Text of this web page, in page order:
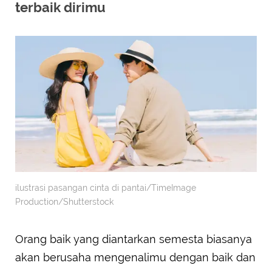
terbaik dirimu
ilustrasi pasangan cinta di pantai/TimeImage
Production/Shutterstock
Orang baik yang diantarkan semesta biasanya
akan berusaha mengenalimu dengan baik dan